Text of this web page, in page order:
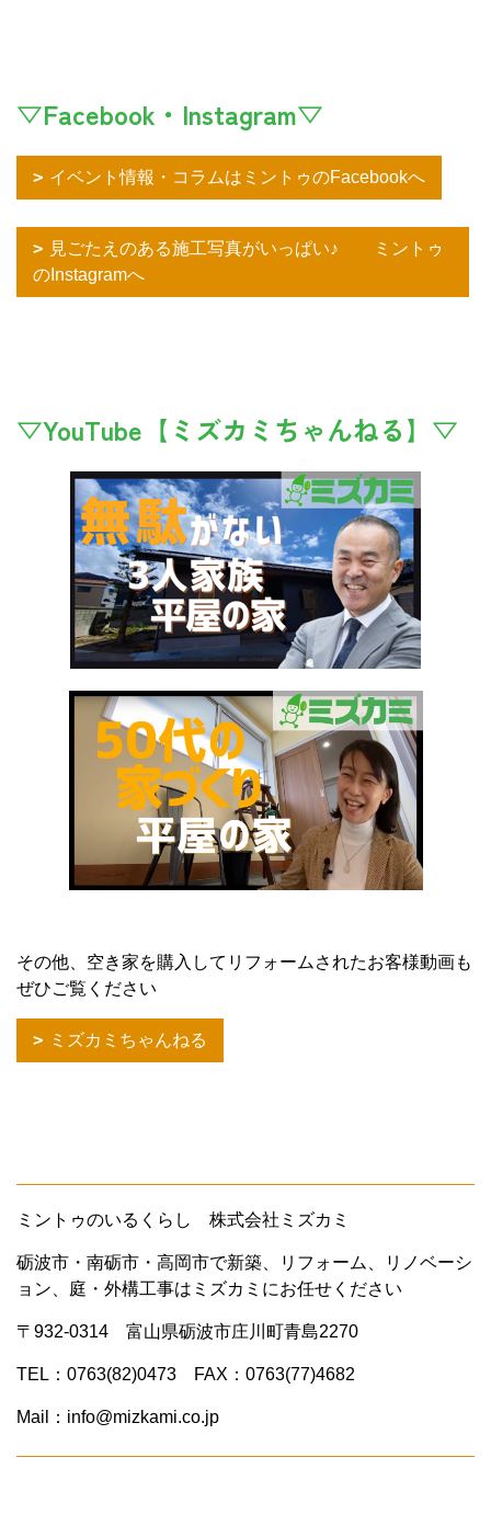
▽Facebook・Instagram▽
イベント情報・コラムはミントゥのFacebookへ
見ごたえのある施工写真がいっぱい♪ ミントゥ
のInstagramへ
▽YouTube【ミズカミちゃんねる】▽
その他、空き家を購入してリフォームされたお客様動画も
ぜひご覧ください
ミズカミちゃんねる
ミントゥのいるくらし 株式会社ミズカミ
砺波市・南砺市・高岡市で新築、リフォーム、リノベーシ
ョン、庭・外構工事はミズカミにお任せください
〒932-0314 富山県砺波市庄川町青島2270
TEL：0763(82)0473 FAX：0763(77)4682
Mail：info@mizkami.co.jp